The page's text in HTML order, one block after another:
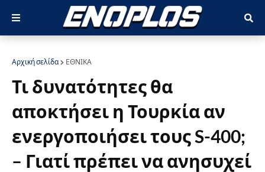
Αρχική σελίδα ΕΘΝΙΚΑ
Τι δυνατότητες θα
αποκτήσει η Τουρκία αν
ενεργοποιήσει τους S-400;
– Γιατί πρέπει να ανησυχεί